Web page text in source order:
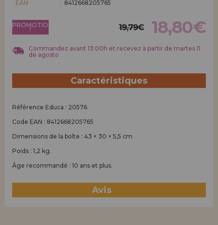
Allez-y! Nous vous attendions.
ENREGISTREMENT DISTRIBUTEUR
EAN
8412668205765
PROMOTION
! 19,79€ 18,80€
Commandez avant 13:00h et recevez à partir de martes 11
de agosto
Caractéristiques
Référence Educa : 20576
Code EAN : 8412668205765
Dimensions de la boîte : 43 × 30 × 5,5 cm
Poids : 1,2 kg.
Âge recommandé : 10 ans et plus.
Avis